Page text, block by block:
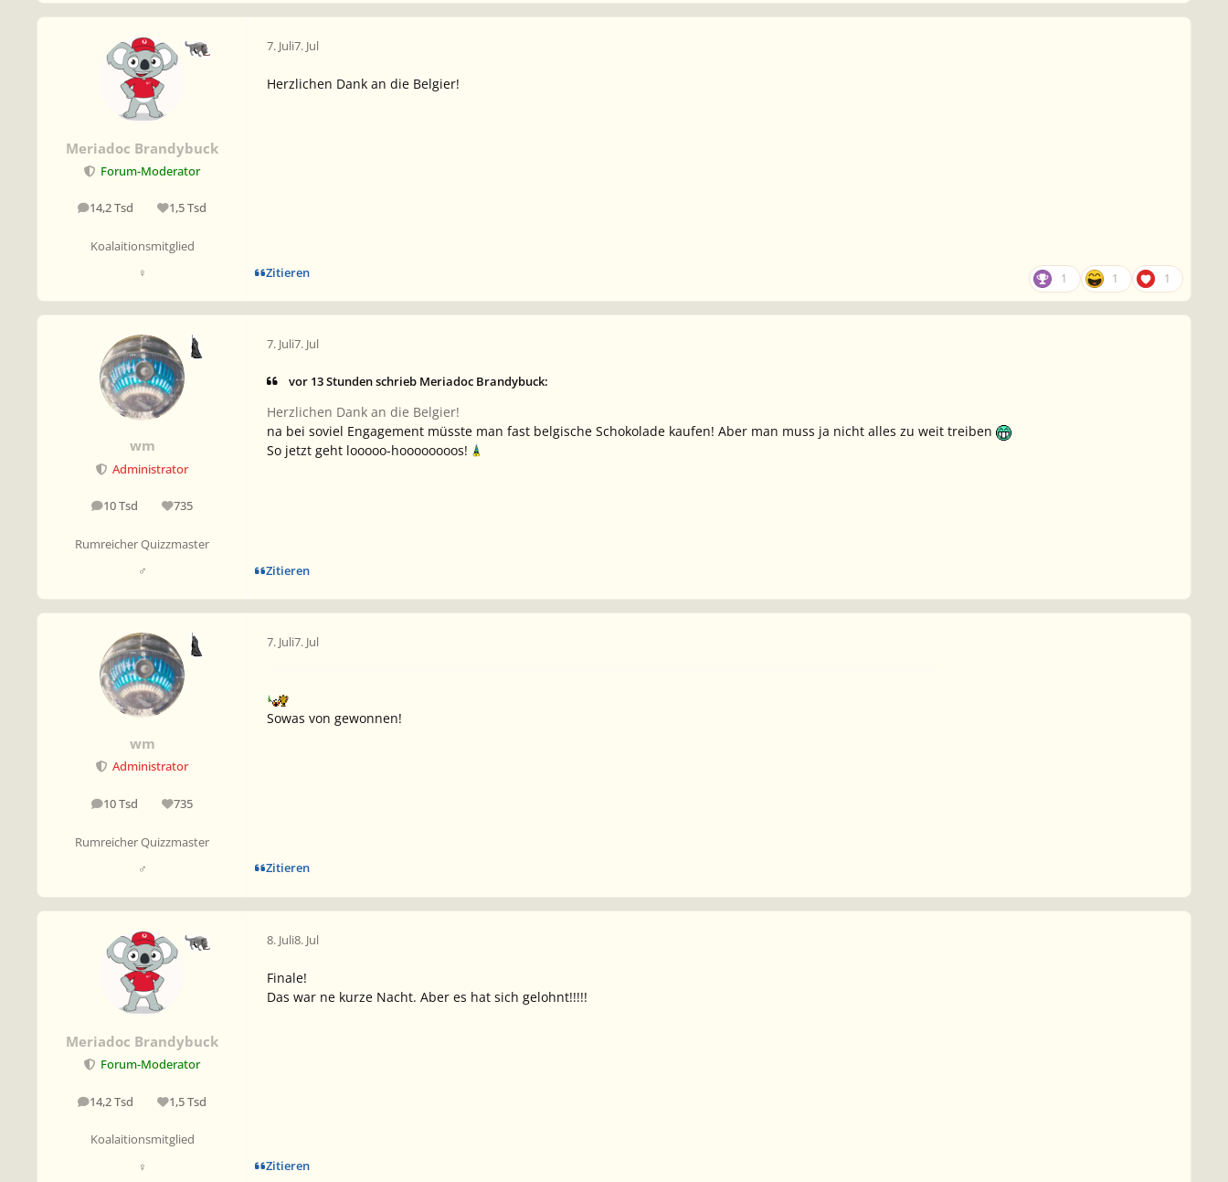
Meriadoc Brandybuck
Forum-Moderator
14,2 Tsd
Beiträge 1,5 Tsd
Reputation
Koalaitionsmitglied
♀
7. Juli7. Jul
Herzlichen Dank an die Belgier!
Zitieren 1 1 1
wm
Administrator
10 Tsd
Beiträge 735
Reputation
Rumreicher Quizzmaster
♂
7. Juli7. Jul
vor 13 Stunden schrieb Meriadoc Brandybuck:
Herzlichen Dank an die Belgier!
na bei soviel Engagement müsste man fast belgische Schokolade kaufen! Aber man muss ja nicht alles zu weit treiben
So jetzt geht looooo-hoooooooos!
Zitieren
wm
Administrator
10 Tsd
Beiträge 735
Reputation
Rumreicher Quizzmaster
♂
7. Juli7. Jul
Sowas von gewonnen!
Zitieren
Meriadoc Brandybuck
Forum-Moderator
14,2 Tsd
Beiträge 1,5 Tsd
Reputation
Koalaitionsmitglied
♀
8. Juli8. Jul
Finale!
Das war ne kurze Nacht. Aber es hat sich gelohnt!!!!!
Zitieren